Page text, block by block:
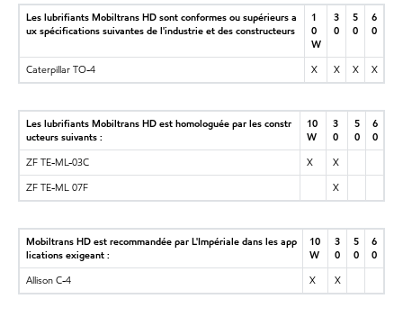
Les lubrifiants Mobiltrans HD sont conformes ou supérieurs a
ux spécifications suivantes de l'industrie et des constructeurs
1
0
W
3
0
5
0
6
0
Caterpillar TO-4 X X X X
Les lubrifiants Mobiltrans HD est homologuée par les constr
ucteurs suivants :
10
W
3
0
5
0
6
0
ZF TE-ML-03C
X
X
ZF TE-ML 07F
X
Mobiltrans HD est recommandée par L'Impériale dans les app
lications exigeant :
10
W
3
0
5
0
6
0
Allison C-4
X X